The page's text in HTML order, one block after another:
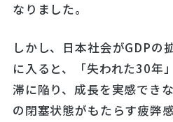
なりました。
しかし、日本社会がGDPの
に入ると、「失われた30年
滞に陥り、成長を実感でき
の閉塞状態がもたらす疲弊